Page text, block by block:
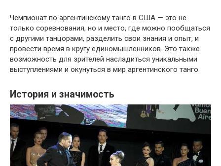
Чемпионат по аргентинскому танго в США — это не
только соревнования, но и место, где можно пообщаться
с другими танцорами, разделить свои знания и опыт, и
провести время в кругу единомышленников. Это также
возможность для зрителей насладиться уникальными
выступлениями и окунуться в мир аргентинского танго.
История и значимость